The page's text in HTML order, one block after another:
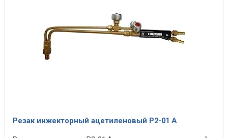
Резак инжекторный ацетиленовый Р2-01 А